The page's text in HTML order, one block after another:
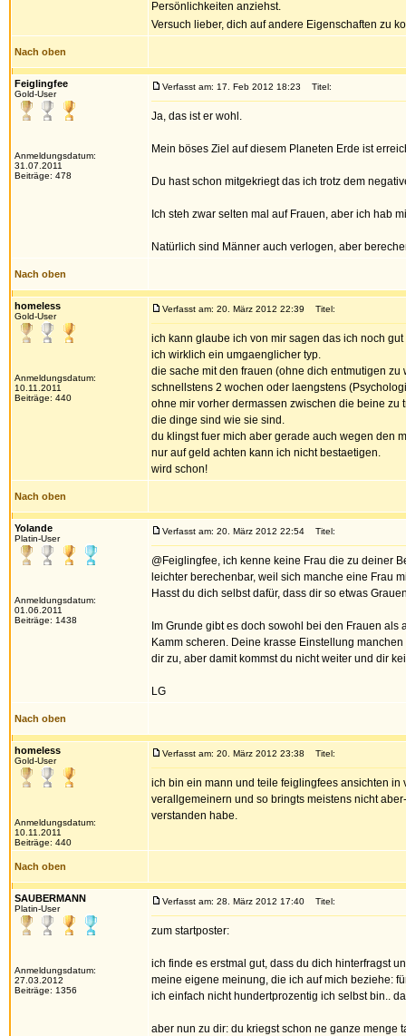
Persönlichkeiten anziehst.
Versuch lieber, dich auf andere Eigenschaften zu
Nach oben
Feiglingfee
Gold-User
Anmeldungsdatum:
31.07.2011
Beiträge: 478
Verfasst am: 17. Feb 2012 18:23 Titel:
Ja, das ist er wohl.
Mein böses Ziel auf diesem Planeten Erde ist
Du hast schon mitgekriegt das ich trotz dem
Ich steh zwar selten mal auf Frauen, aber ich hab
Natürlich sind Männer auch verlogen, aber
Nach oben
homeless
Gold-User
Anmeldungsdatum:
10.11.2011
Beiträge: 440
Verfasst am: 20. März 2012 22:39 Titel:
ich kann glaube ich von mir sagen das ich noch
ich wirklich ein umgaenglicher typ.
die sache mit den frauen (ohne dich entmutigen
schnellstens 2 wochen oder laengstens
ohne mir vorher dermassen zwischen die beine
die dinge sind wie sie sind.
du klingst fuer mich aber gerade auch wegen den
nur auf geld achten kann ich nicht bestaetigen.
wird schon!
Nach oben
Yolande
Platin-User
Anmeldungsdatum:
01.06.2011
Beiträge: 1438
Verfasst am: 20. März 2012 22:54 Titel:
@Feiglingfee, ich kenne keine Frau die zu deiner
leichter berechenbar, weil sich manche eine Frau
Hasst du dich selbst dafür, dass dir so etwas
Im Grunde gibt es doch sowohl bei den Frauen
Kamm scheren. Deine krasse Einstellung
dir zu, aber damit kommst du nicht weiter und dir
LG
Nach oben
homeless
Gold-User
Anmeldungsdatum:
10.11.2011
Beiträge: 440
Verfasst am: 20. März 2012 23:38 Titel:
ich bin ein mann und teile feiglingfees ansichten
verallgemeinern und so bringts meistens nicht
verstanden habe.
Nach oben
SAUBERMANN
Platin-User
Anmeldungsdatum:
27.03.2012
Beiträge: 1356
Verfasst am: 28. März 2012 17:40 Titel:
zum startposter:
ich finde es erstmal gut, dass du dich hinterfragst
meine eigene meinung, die ich auf mich beziehe:
ich einfach nicht hundertprozentig ich selbst bin..
aber nun zu dir: du kriegst schon ne ganze menge